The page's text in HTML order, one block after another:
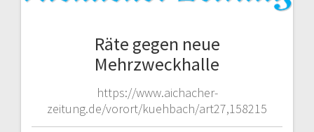
Räte gegen neue
Mehrzweckhalle
https://www.aichacher-
zeitung.de/vorort/kuehbach/art27,158215